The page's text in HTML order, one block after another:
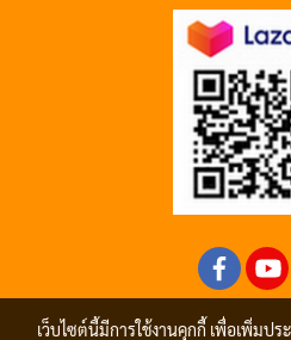
เว็บไซต์นี้มีการใช้งานคุกกี้ เพื่อเพิ่ม